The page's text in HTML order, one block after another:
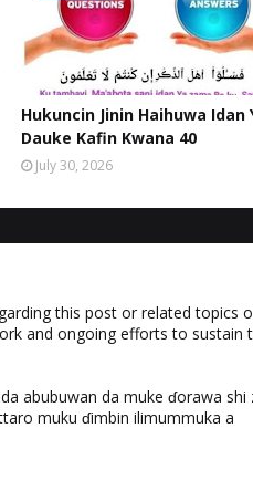
Hukuncin Jinin Haihuwa Idan
Dauke Kafin Kwana 40
July 30, 2026
this post or related topics
and ongoing efforts to sustain
abubuwan da muke ɗorawa shi
muku ɗimbin ilimummuka a